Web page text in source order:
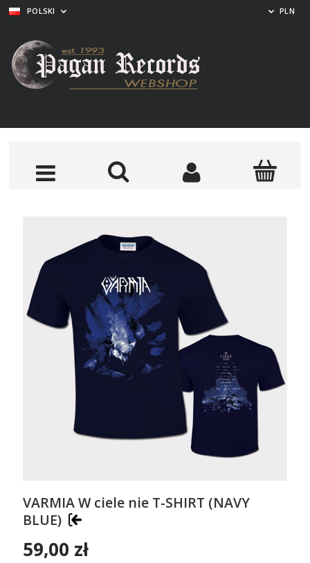
POLSKI PLN
VARMIA W ciele nie T-SHIRT (NAVY
BLUE)
59,00 zł